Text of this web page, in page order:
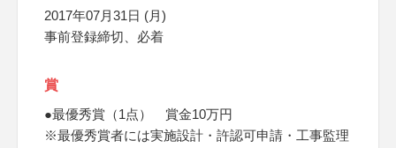
2017年07月31日 (月)
事前登録締切、必着
賞
●最優秀賞（1点） 賞金10万円
※最優秀賞者には実施設計・許認可申請・工事監理